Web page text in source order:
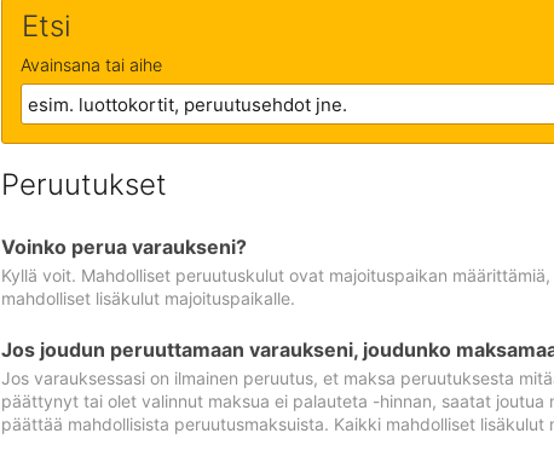
Etsi
Avainsana tai aihe
Peruutukset
Voinko perua varaukseni?
Kyllä voit. Mahdolliset peruutuskulut ovat majoituspaikan
mahdolliset lisäkulut majoituspaikalle.
Jos joudun peruuttamaan varaukseni, joudunko
Jos varauksessasi on ilmainen peruutus, et maksa peruutuksesta
päättynyt tai olet valinnut maksua ei palauteta -hinnan, saatat joutua
päättää mahdollisista peruutusmaksuista. Kaikki mahdolliset lisäkulut